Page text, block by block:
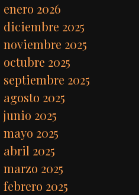
enero 2026
diciembre 2025
noviembre 2025
octubre 2025
septiembre 2025
agosto 2025
junio 2025
mayo 2025
abril 2025
marzo 2025
febrero 2025